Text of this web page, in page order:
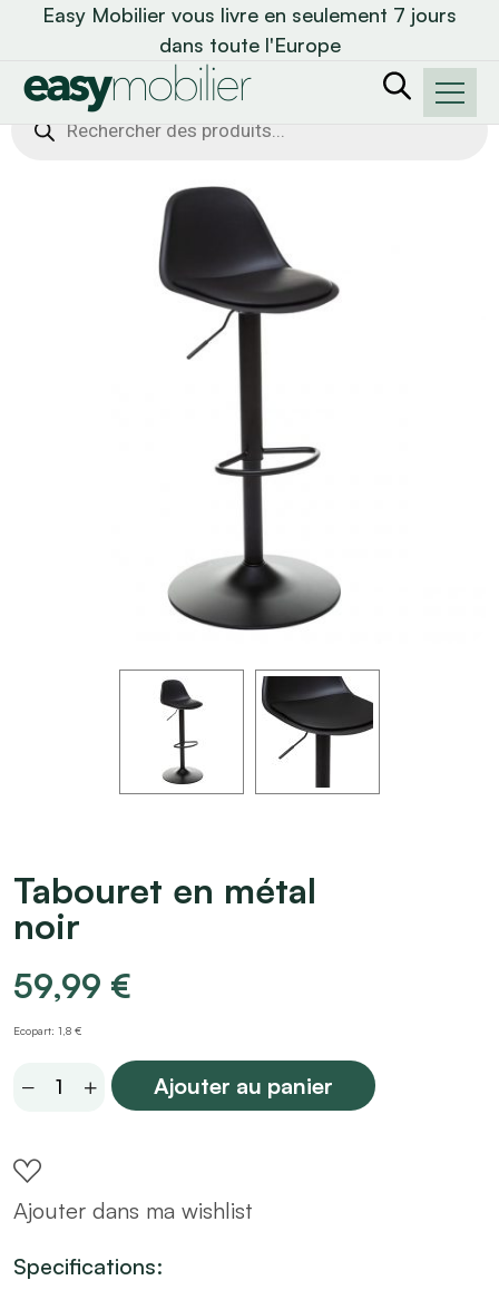
Easy Mobilier vous livre en seulement 7 jours
dans toute l'Europe
Recherche
de
Tabouret en métal
noir
59,99 €
Ecopart: 1,8 €
Tabouret
noir
quantity
Ajouter au panier
Ajouter dans ma wishlist
Specifications: